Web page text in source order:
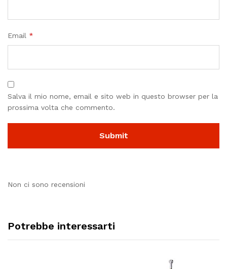
Email *
Salva il mio nome, email e sito web in questo browser per la
prossima volta che commento.
Non ci sono recensioni
Potrebbe interessarti